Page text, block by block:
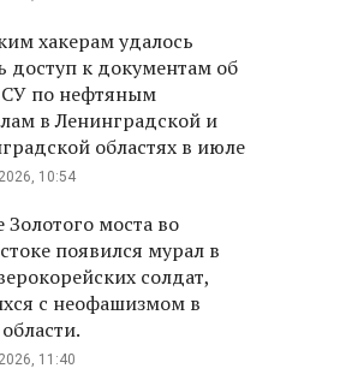
хакерам удалось
доступ к документам об
по нефтяным
в Ленинградской и
областях в июле
10:54
Золотого моста во
появился мурал в
солдат,
с неофашизмом в
11:40